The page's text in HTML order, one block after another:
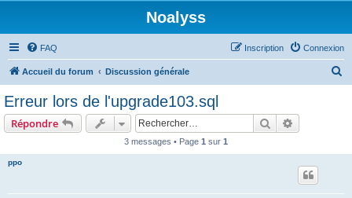
Noalyss
FAQ Connexion
Inscription
Accueil du forum Discussion générale
Erreur lors de l'upgrade103.sql
Répondre Rechercher
3 messages • Page 1 sur 1
ppo